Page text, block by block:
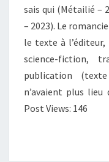
sais qui (Métailié –
– 2023). Le
le texte à
science-fiction,
publication
n’avaient plus lieu
Post Views: 146